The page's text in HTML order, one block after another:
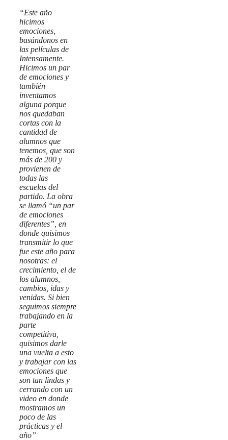
“Este año
hicimos
emociones,
basándonos en
las películas de
Intensamente.
Hicimos un par
de emociones y
también
inventamos
alguna porque
nos quedaban
cortas con la
cantidad de
alumnos que
tenemos, que son
más de 200 y
provienen de
todas las
escuelas del
partido. La obra
se llamó “un par
de emociones
diferentes”, en
donde quisimos
transmitir lo que
fue este año para
nosotras: el
crecimiento, el de
los alumnos,
cambios, idas y
venidas. Si bien
seguimos siempre
trabajando en la
parte
competitiva,
quisimos darle
una vuelta a esto
y trabajar con las
emociones que
son tan lindas y
cerrando con un
video en donde
mostramos un
poco de las
prácticas y el
año”